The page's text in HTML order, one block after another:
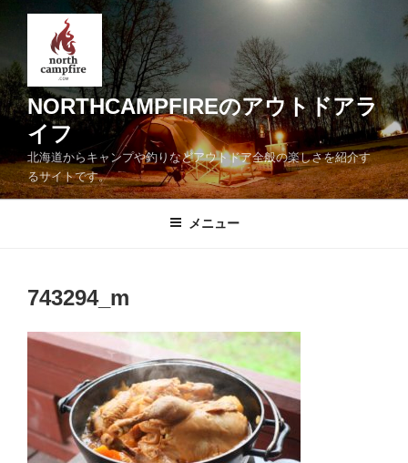
ン
ツ
へ
キ
ッ
NORTHCAMPFIREのアウトドアラ
イフ
北海道からキャンプや釣りなどアウトドア全般の楽しさを紹介す
るサイトです。
メニュー
743294_m